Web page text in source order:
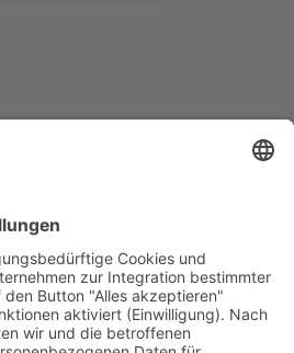
SERVICE
Blog
zur Barrierefreiheit